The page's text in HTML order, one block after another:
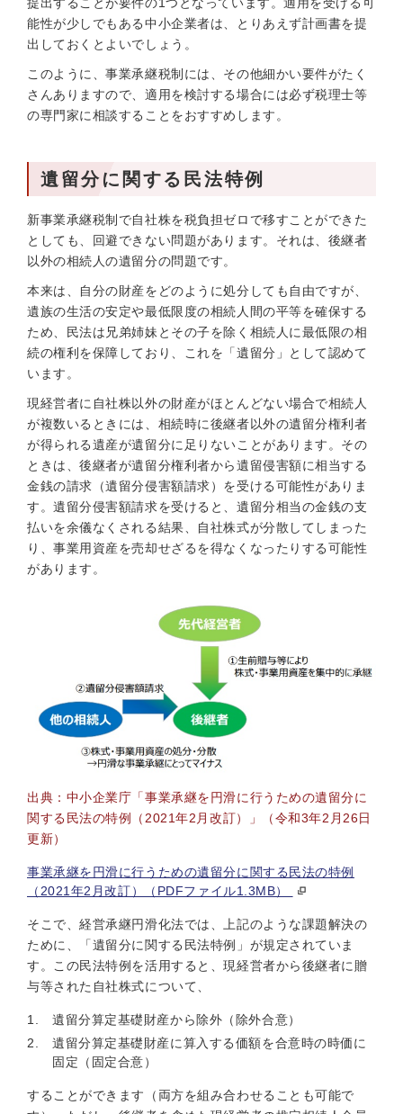
能性が少しでもある中小企業者は、とりあえず計画書を提
出しておくとよいでしょう。
このように、事業承継税制には、その他細かい要件がたく
さんありますので、適用を検討する場合には必ず税理士等
の専門家に相談することをおすすめします。
遺留分に関する民法特例
新事業承継税制で自社株を税負担ゼロで移すことができた
としても、回避できない問題があります。それは、後継者
以外の相続人の遺留分の問題です。
本来は、自分の財産をどのように処分しても自由ですが、
遺族の生活の安定や最低限度の相続人間の平等を確保する
ため、民法は兄弟姉妹とその子を除く相続人に最低限の相
続の権利を保障しており、これを「遺留分」として認めて
います。
現経営者に自社株以外の財産がほとんどない場合で相続人
が複数いるときには、相続時に後継者以外の遺留分権利者
が得られる遺産が遺留分に足りないことがあります。その
ときは、後継者が遺留分権利者から遺留侵害額に相当する
金銭の請求（遺留分侵害額請求）を受ける可能性がありま
す。遺留分侵害額請求を受けると、遺留分相当の金銭の支
払いを余儀なくされる結果、自社株式が分散してしまった
り、事業用資産を売却せざるを得なくなったりする可能性
があります。
出典：中小企業庁「事業承継を円滑に行うための遺留分に
関する民法の特例（2021年2月改訂）」（令和3年2月26日
更新）
事業承継を円滑に行うための遺留分に関する民法の特例
（2021年2月改訂）（PDFファイル1.3MB）
そこで、経営承継円滑化法では、上記のような課題解決の
ために、「遺留分に関する民法特例」が規定されていま
す。この民法特例を活用すると、現経営者から後継者に贈
与等された自社株式について、
遺留分算定基礎財産から除外（除外合意）
遺留分算定基礎財産に算入する価額を合意時の時価に
固定（固定合意）
することができます（両方を組み合わせることも可能で